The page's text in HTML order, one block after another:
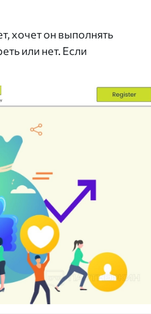
хочет он выполнять
или нет. Если